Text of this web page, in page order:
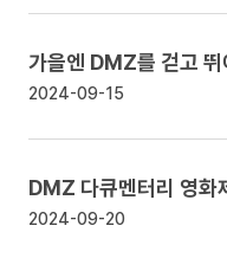
2024-09-15
DMZ 다큐멘터리 영
2024-09-20